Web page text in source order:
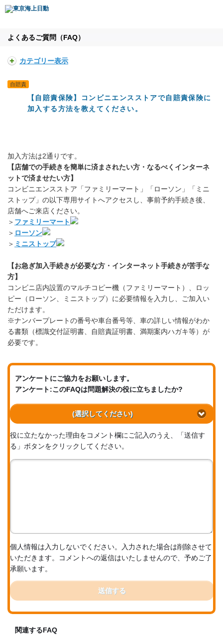
よくあるご質問（FAQ）
カテゴリー表示
自賠責
【自賠責保険】コンビニエンスストアで自賠責保険に
加入する方法を教えてください。
加入方法は2通りです。
【店舗での手続きを簡単に済まされたい方・なるべくインターネ
ットで済ませたい方】
コンビニエンスストア「ファミリーマート」「ローソン」「ミニ
ストップ」の以下専用サイトへアクセスし、事前予約手続き後、
店舗へご来店ください。
＞ ファミリーマート
＞ ローソン
＞ ミニストップ
【お急ぎ加入手続きが必要な方・インターネット手続きが苦手な
方】
コンビニ店内設置のマルチコピー機（ファミリーマート）、ロッ
ピー（ローソン、ミニストップ）に必要情報を入力し、ご加入い
ただけます。
※ナンバープレートの番号や車台番号等、車の詳しい情報がわか
る書類（標識交付証明書、自賠責証明書、満期案内ハガキ等）が
必要です。
アンケートにご協力をお願いします。
アンケート:このFAQは問題解決の役に立ちましたか?
(選択してください)
役に立たなかった理由をコメント欄にご記入のうえ、「送信す
る」ボタンをクリックしてください。
個人情報は入力しないでください。入力された場合は削除させて
いただきます。コメントへの返信はいたしませんので、予めご了
承願います。
送信する
関連するFAQ